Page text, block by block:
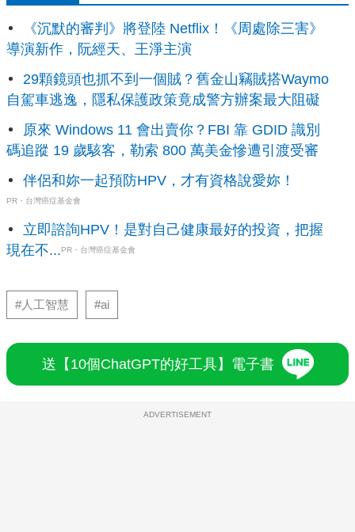
《沉默的審判》將登陸 Netflix！《周處除三害》
導演新作，阮經天、王淨主演
29顆鏡頭也抓不到一個賊？舊金山竊賊搭Waymo
自駕車逃逸，隱私保護政策竟成警方辦案最大阻礙
原來 Windows 11 會出賣你？FBI 靠 GDID 識別
碼追蹤 19 歲駭客，勒索 800 萬美金慘遭引渡受審
伴侶和妳一起預防HPV，才有資格說愛妳！
PR・台灣癌症基金會
立即諮詢HPV！是對自己健康最好的投資，把握
現在不...PR・台灣癌症基金會
#人工智慧 #ai
送【10個ChatGPT的好工具】電子書
ADVERTISEMENT